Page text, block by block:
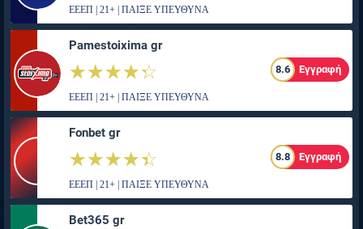
ΕΕΕΠ | 21+ | ΠΑΙΞΕ ΥΠΕΥΘΥΝΑ
Pamestoixima gr
☆☆☆☆☆
★★★★★ 8.6 Εγγραφή
ΕΕΕΠ | 21+ | ΠΑΙΞΕ ΥΠΕΥΘΥΝΑ
Fonbet gr
☆☆☆☆☆
★★★★★ 8.8 Εγγραφή
ΕΕΕΠ | 21+ | ΠΑΙΞΕ ΥΠΕΥΘΥΝΑ
Bet365 gr